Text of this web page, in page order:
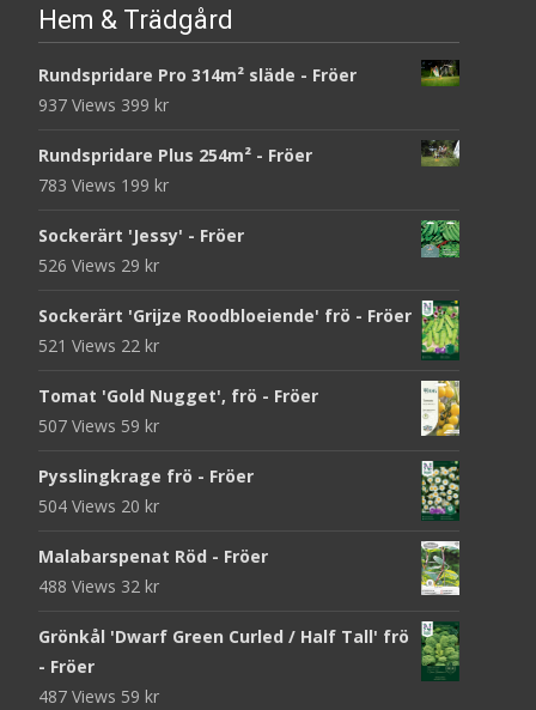
Hem & Trädgård
Rundspridare Pro 314m² släde - Fröer
937 Views 399 kr
Rundspridare Plus 254m² - Fröer
783 Views 199 kr
Sockerärt 'Jessy' - Fröer
526 Views 29 kr
Sockerärt 'Grijze Roodbloeiende' frö - Fröer
521 Views 22 kr
Tomat 'Gold Nugget', frö - Fröer
507 Views 59 kr
Pysslingkrage frö - Fröer
504 Views 20 kr
Malabarspenat Röd - Fröer
488 Views 32 kr
Grönkål 'Dwarf Green Curled / Half Tall' frö
- Fröer
487 Views 59 kr